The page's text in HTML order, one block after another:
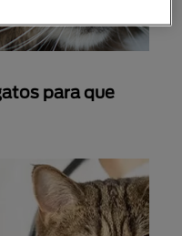
para que